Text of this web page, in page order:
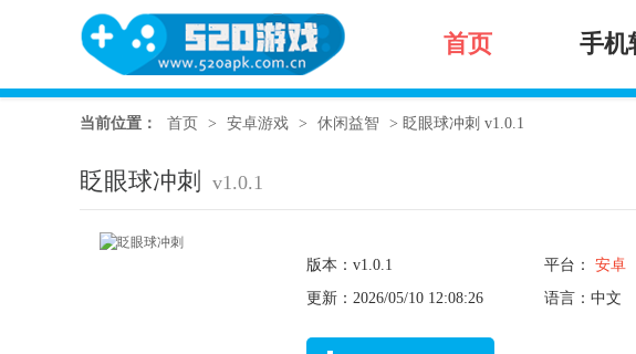
首页 手机
当前位置： 首页 > 安卓游戏 > 休闲益智 > 眨眼球冲刺 v1.0.1
眨眼球冲刺 v1.0.1
版本：v1.0.1 平台： 安卓
更新：2026/05/10 12:08:26
语言：中文